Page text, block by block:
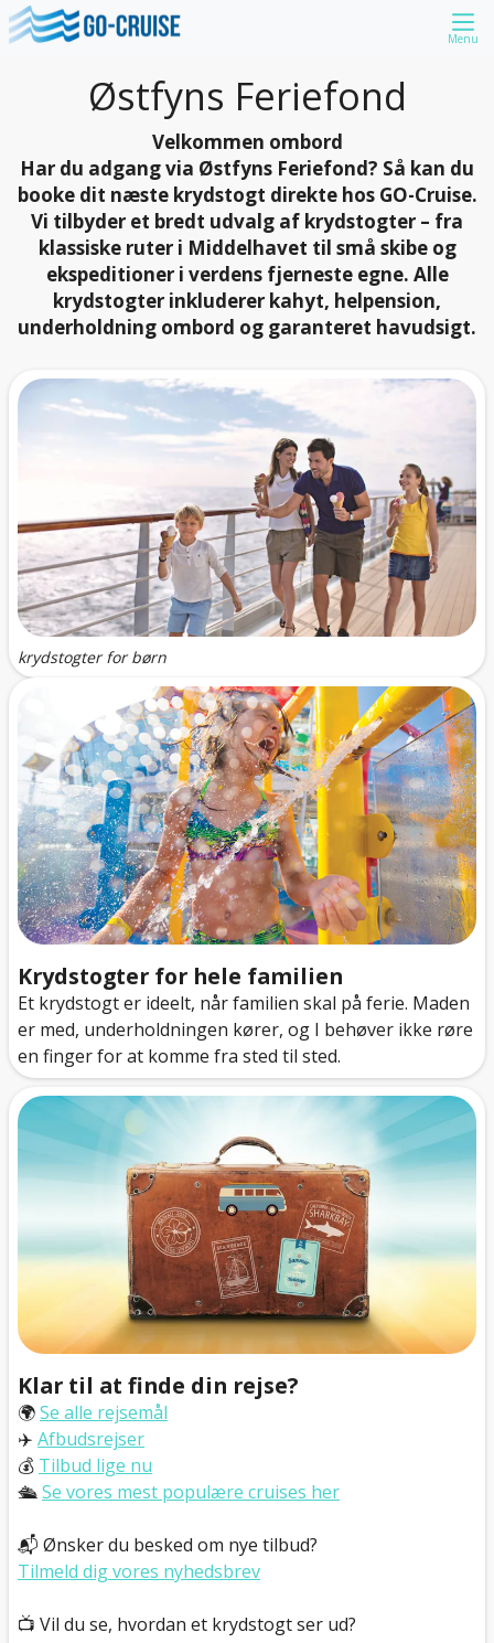
Menu
Østfyns Feriefond
Velkommen ombord
Har du adgang via Østfyns Feriefond? Så kan du
booke dit næste krydstogt direkte hos GO-Cruise.
Vi tilbyder et bredt udvalg af krydstogter – fra
klassiske ruter i Middelhavet til små skibe og
ekspeditioner i verdens fjerneste egne. Alle
krydstogter inkluderer kahyt, helpension,
underholdning ombord og garanteret havudsigt.
krydstogter for børn
Krydstogter for hele familien
Et krydstogt er ideelt, når familien skal på ferie. Maden
er med, underholdningen kører, og I behøver ikke røre
en finger for at komme fra sted til sted.
Klar til at finde din rejse?
🌍Se alle rejsemål
✈️ Afbudsrejser
💰 Tilbud lige nu
🛳️Se vores mest populære cruises her
📬 Ønsker du besked om nye tilbud?
Tilmeld dig vores nyhedsbrev
📺 Vil du se, hvordan et krydstogt ser ud?